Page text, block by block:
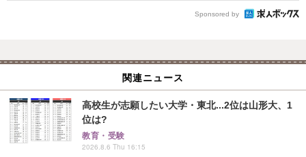
Sponsored by
関連ニュース
高校生が志願したい大学・東北...2位は山形大、1
位は?
教育・受験
2026.8.6 Thu 16:15